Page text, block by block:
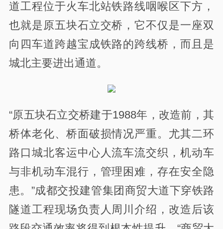
道工程位于火车北站铁路线咽喉区下方，
也就是原五块石立交桥，它不仅是一座双
向四车道跨越宝成铁路的跨线桥，而且是
城北主要进出通道。
“原五块石立交桥建于1988年，改造前，其
桥体老化、桥面破损情况严重。尤其二环
路口城北客运中心人流车流交织，机动车
与非机动车混行，管理困难，存在安全隐
患。”成都交投建管集团商贸大道下穿铁路
隧道工程现场负责人周川介绍，改造后该